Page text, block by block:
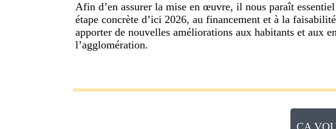
Afin d’en assurer la mise en œuvre, il nous paraît
étape concrète d’ici 2026, au financement et à la
apporter de nouvelles améliorations aux habitants et aux
l’agglomération.
ÇA